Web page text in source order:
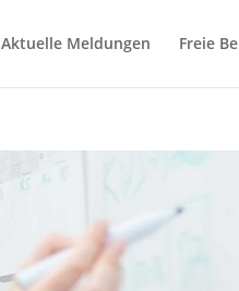
Aktuelle Meldungen Freie